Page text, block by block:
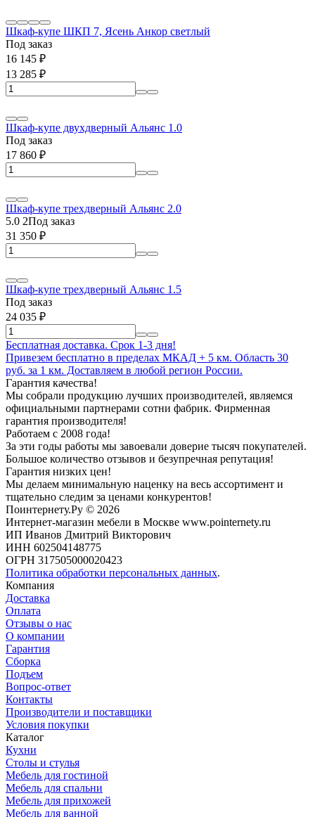
Шкаф-купе ШКП 7, Ясень Анкор светлый
Под заказ
16 145 ₽
13 285 ₽
Шкаф-купе двухдверный Альянс 1.0
Под заказ
17 860 ₽
Шкаф-купе трехдверный Альянс 2.0
5.0 2Под заказ
31 350 ₽
Шкаф-купе трехдверный Альянс 1.5
Под заказ
24 035 ₽
Бесплатная доставка. Срок 1-3 дня!
Привезем бесплатно в пределах МКАД + 5 км. Область 30
руб. за 1 км. Доставляем в любой регион России.
Гарантия качества!
Мы собрали продукцию лучших производителей, являемся
официальными партнерами сотни фабрик. Фирменная
гарантия производителя!
Работаем с 2008 года!
За эти годы работы мы завоевали доверие тысяч покупателей.
Большое количество отзывов и безупречная репутация!
Гарантия низких цен!
Мы делаем минимальную наценку на весь ассортимент и
тщательно следим за ценами конкурентов!
Поинтернету.Ру © 2026
Интернет-магазин мебели в Москве www.pointernety.ru
ИП Иванов Дмитрий Викторович
ИНН 602504148775
ОГРН 317505000020423
Политика обработки персональных данных.
Компания
Доставка
Оплата
Отзывы о нас
О компании
Гарантия
Сборка
Подъем
Вопрос-ответ
Контакты
Производители и поставщики
Условия покупки
Каталог
Кухни
Столы и стулья
Мебель для гостиной
Мебель для спальни
Мебель для прихожей
Мебель для ванной